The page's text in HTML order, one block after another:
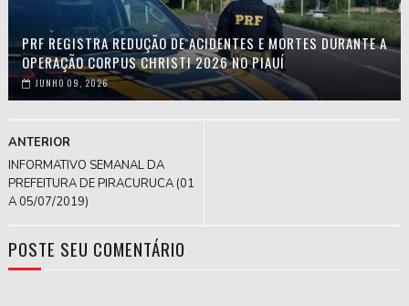
PRF REGISTRA REDUÇÃO DE ACIDENTES E MORTES DURANTE A
OPERAÇÃO CORPUS CHRISTI 2026 NO PIAUÍ
JUNHO 09, 2026
ANTERIOR
INFORMATIVO SEMANAL DA
PREFEITURA DE PIRACURUCA (01
A 05/07/2019)
POSTE SEU COMENTÁRIO